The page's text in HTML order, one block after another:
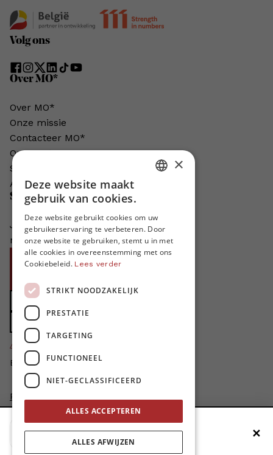
Volg ons
Over MO*
Over MO*
Onze missie
Contacteer MO*
Onze auteurs
Schrijven voor MO*?
Adverteren in MO*
Steun MO*
Je helpt ons groeien. MO* bestaat
niet zonder jouw steun!
Doe een gift
Zet MO* in uw testament
4424
Bedankt voor jullie steun!
Privacybeleid
Disclaimer
AI Charter
Cookievoorkeuren aanpassen
Voeg MO* toe aan je beginscherm ✕
ENGLISH
×
Deze website maakt
gebruik van cookies.
Deze website gebruikt cookies om uw
gebruikerservaring te verbeteren. Door
onze website te gebruiken, stemt u in met
alle cookies in overeenstemming met ons
Cookiebeleid. Lees verder
STRIKT NOODZAKELIJK
PRESTATIE
TARGETING
FUNCTIONEEL
NIET-GECLASSIFICEERD
ALLES ACCEPTEREN
ALLES AFWIJZEN